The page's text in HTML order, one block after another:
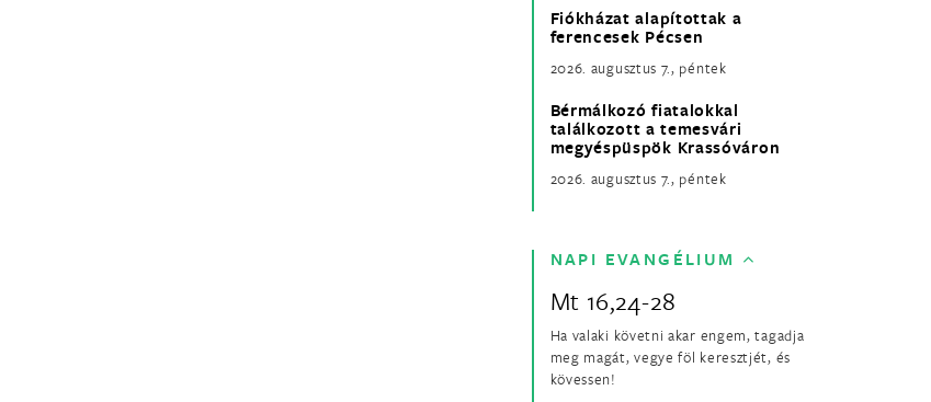
Fiókházat alapítottak a
ferencesek Pécsen
2026. augusztus 7., péntek
Bérmálkozó fiatalokkal
találkozott a temesvári
megyéspüspök Krassóváron
2026. augusztus 7., péntek
NAPI EVANGÉLIUM
Mt 16,24-28
Ha valaki követni akar engem, tagadja
meg magát, vegye föl keresztjét, és
kövessen!